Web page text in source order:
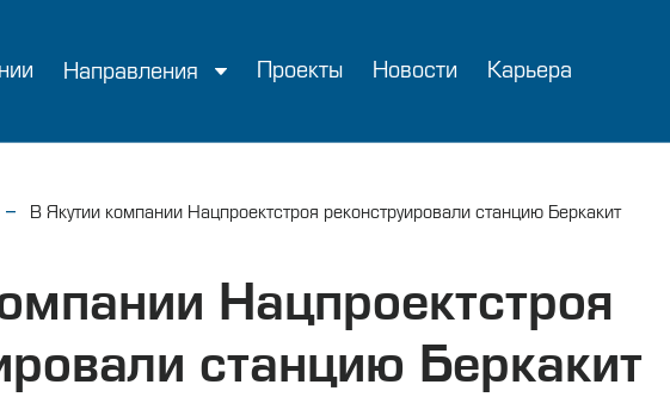
Направления Проекты Новости Карьера
В Якутии компании Нацпроектстроя реконструировали станцию Беркакит
Нацпроектстроя
станцию Беркакит